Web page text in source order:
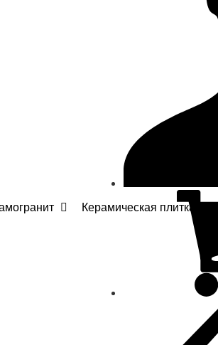
Керамическая плитка